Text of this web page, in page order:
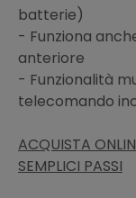
batterie)
- Funziona
anteriore
- Funzionalità
telecomando
ACQUISTA
SEMPLICI PASSI